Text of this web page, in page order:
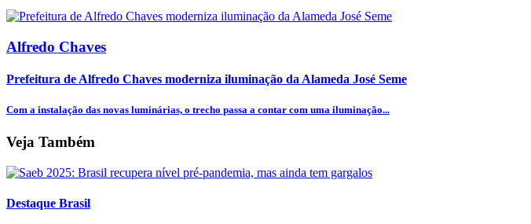
Alfredo Chaves
Prefeitura de Alfredo Chaves moderniza iluminação da Alameda José Seme
Com a instalação das novas luminárias, o trecho passa a contar com uma iluminação...
Veja Também
Destaque Brasil